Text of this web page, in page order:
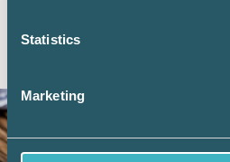
Statistics
Marketing